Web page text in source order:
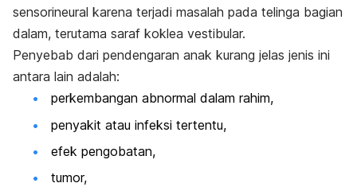
sensorineural karena terjadi masalah pada telinga bagian
dalam, terutama saraf koklea vestibular.
Penyebab dari pendengaran anak kurang jelas jenis ini
antara lain adalah:
perkembangan abnormal dalam rahim,
penyakit atau infeksi tertentu,
efek pengobatan,
tumor,